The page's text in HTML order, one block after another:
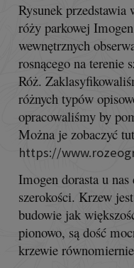
Rysunek
róży parkowej
wewnętrznych
rosnącego na terenie
Róż.
różnych typów
opracowaliśmy by
Można je zobaczyć
https://
Imogen dorasta u
szerokości. Krzew
budowie jak
pionowo, są dość
krzewie